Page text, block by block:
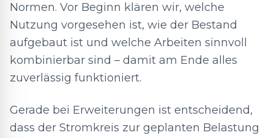
Normen. Vor Beginn klären wir, welche
Nutzung vorgesehen ist, wie der Bestand
aufgebaut ist und welche Arbeiten sinnvoll
kombinierbar sind – damit am Ende alles
zuverlässig funktioniert.
Gerade bei Erweiterungen ist entscheidend,
dass der Stromkreis zur geplanten Belastung